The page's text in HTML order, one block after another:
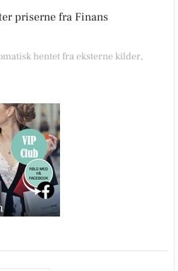
priserne fra Finans
hentet fra eksterne kilder,